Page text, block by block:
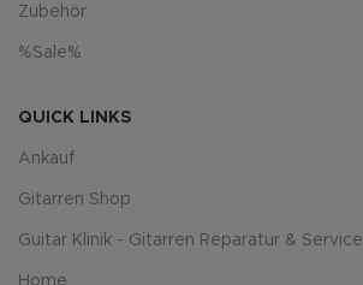
Zubehör
%Sale%
QUICK LINKS
Ankauf
Gitarren Shop
Guitar Klinik - Gitarren Reparatur & Service
Home